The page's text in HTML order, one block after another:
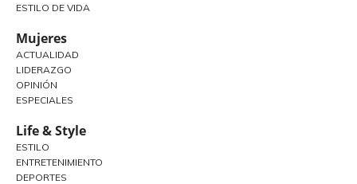
ESTILO DE VIDA
Mujeres
ACTUALIDAD
LIDERAZGO
OPINIÓN
ESPECIALES
Life & Style
ESTILO
ENTRETENIMIENTO
DEPORTES